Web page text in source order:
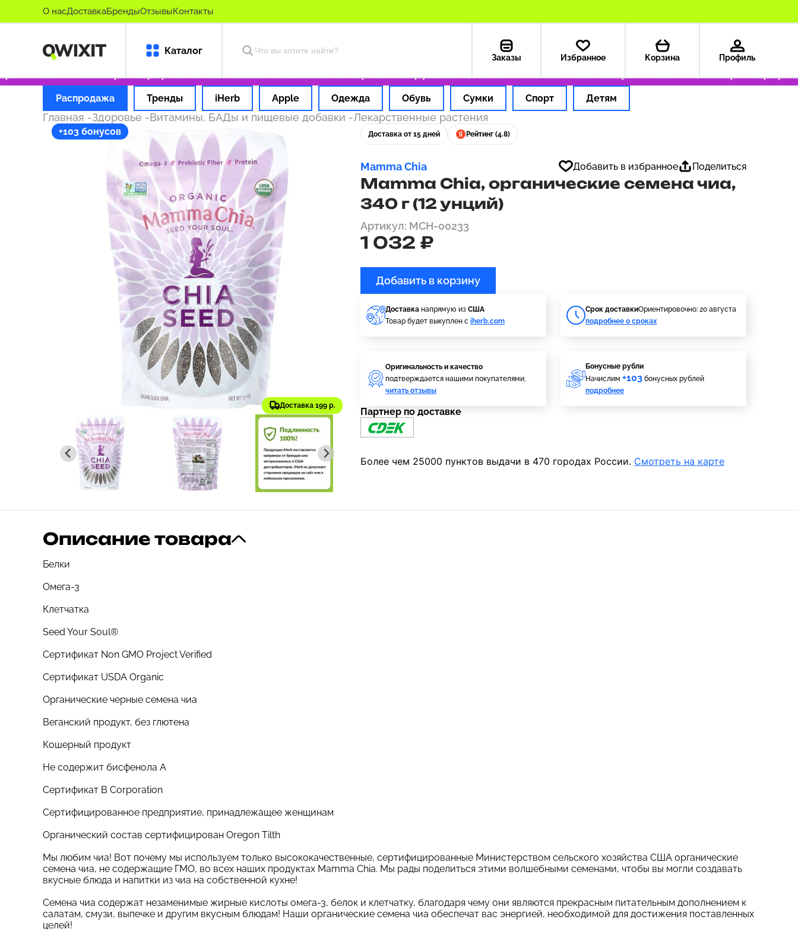
О насДоставкаБрендыОтзывыКонтакты
Каталог
Заказы Избранное Корзина Профиль
товары Оформляем заказ за 1 час Оплата картой РФ Доставка из США — 199 ₽ Только оригинальные товары Оформляем
Распродажа Тренды iHerb Apple Одежда Обувь Сумки Спорт Детям
Главная -Здоровье -Витамины, БАДы и пищевые добавки -Лекарственные растения
+103 бонусов
Доставка 199 р.
Доставка от 15 дней Рейтинг (4.8)
Mamma Chia Добавить в избранное Поделиться
Mamma Chia, органические семена чиа,
340 г (12 унций)
Артикул: MCH-00233
1 032 ₽
Добавить в корзину
Доставка напрямую из США
Товар будет выкуплен с iherb.com
Cрок доставкиОриентировочно: 20 августа
подробнее о сроках
Оригинальность и качество
подтверждается нашими покупателями,
читать отзывы
Бонусные рубли
Начислим +103 бонусных рублей
подробнее
Партнер по доставке
Более чем 25000 пунктов выдачи в 470 городах России. Смотреть на карте
Описание товара
Белки
Омега-3
Клетчатка
Seed Your Soul®
Сертификат Non GMO Project Verified
Сертификат USDA Organic
Органические черные семена чиа
Веганский продукт, без глютена
Кошерный продукт
Не содержит бисфенола A
Сертификат B Corporation
Сертифицированное предприятие, принадлежащее женщинам
Органический состав сертифицирован Oregon Tilth
Мы любим чиа! Вот почему мы используем только высококачественные, сертифицированные Министерством сельского хозяйства США органические
семена чиа, не содержащие ГМО, во всех наших продуктах Mamma Chia. Мы рады поделиться этими волшебными семенами, чтобы вы могли создавать
вкусные блюда и напитки из чиа на собственной кухне!
Семена чиа содержат незаменимые жирные кислоты омега-3, белок и клетчатку, благодаря чему они являются прекрасным питательным дополнением к
салатам, смузи, выпечке и другим вкусным блюдам! Наши органические семена чиа обеспечат вас энергией, необходимой для достижения поставленных
целей!